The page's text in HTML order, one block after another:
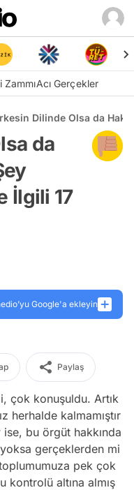
ZammıAcı Gerçekler
Dilinde Olsa da
da
İlgili 17
Google'a ekleyin
Paylaş
çok konuşuldu. Artık
herhalde kalmamıştır
bu örgüt hakkında
gerçeklerden mi
pek çok
kontrolü altına almış